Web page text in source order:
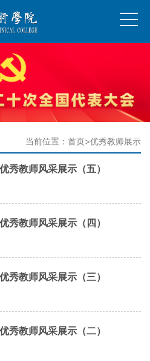
当前位置： 首页>优秀教师展示
秀教师风采展示（五）
秀教师风采展示（四）
秀教师风采展示（三）
秀教师风采展示（二）